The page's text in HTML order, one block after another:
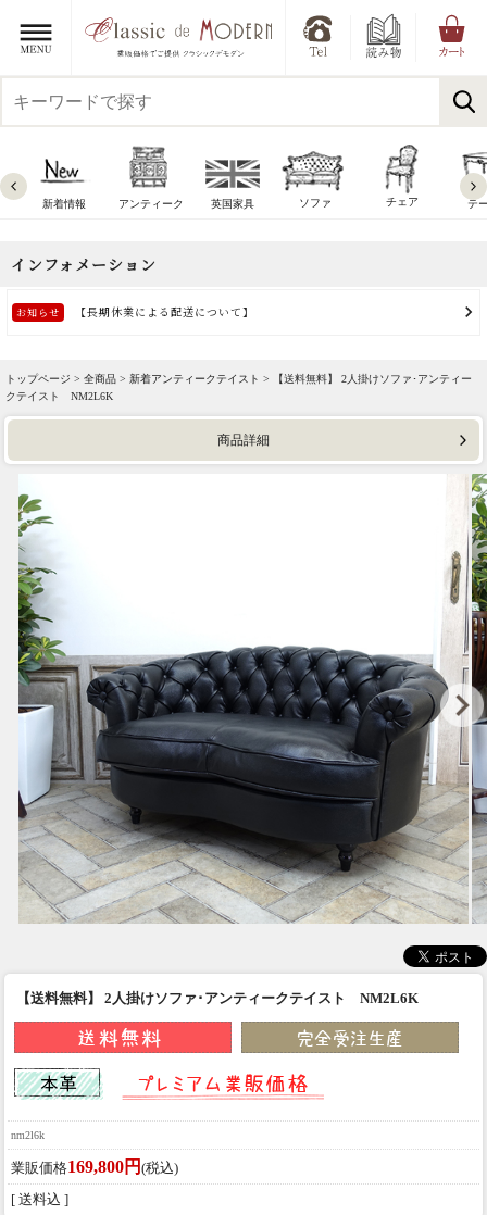
新着情報 アンティーク 英国家具 ソファ チェア テ
トップページ > 全商品 > 新着アンティークテイスト > 【送料無料】 2人掛けソファ･アンティー
クテイスト NM2L6K
商品詳細
【送料無料】 2人掛けソファ･アンティークテイスト NM2L6K
nm2l6k
業販価格169,800円 (税込)
[ 送料込 ]